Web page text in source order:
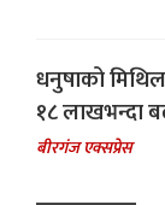
धनुषाको
१८ लाखभन्दा
बीरगंज एक्सप्रेस